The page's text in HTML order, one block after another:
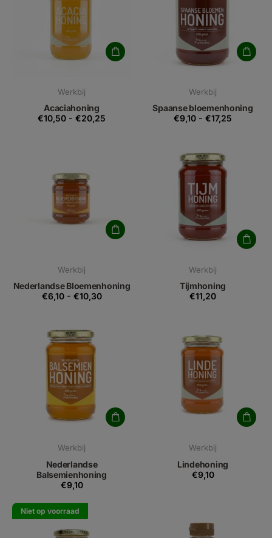
Werkbij
Acaciahoning
€10,50 - €20,25
Werkbij
Spaanse bloemenhoning
€9,10 - €17,25
Werkbij
Nederlandse Bloemenhoning
€6,10- €10,30
Werkbij
Tijmhoning
€11,20
Werkbij
Nederlandse
Balsemienhoning
€9,10
Werkbij
Lindehoning
€9,10
Niet op voorraad